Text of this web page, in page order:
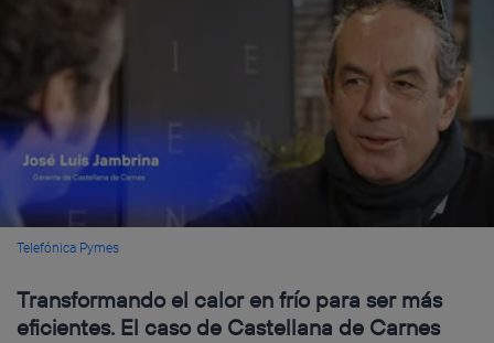
Telefónica Pymes
Transformando el calor en frío para ser más
eficientes. El caso de Castellana de Carnes